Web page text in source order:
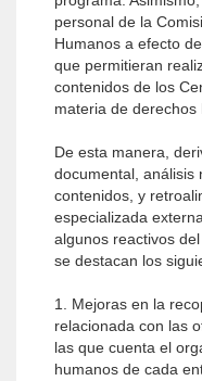
personal de la
Humanos a efecto
que permitieran
contenidos de los
materia de derechos
De esta manera,
documental, análisis
contenidos, y
especializada
algunos reactivos
se destacan los
1. Mejoras en la
relacionada con las
las que cuenta el
humanos de cada